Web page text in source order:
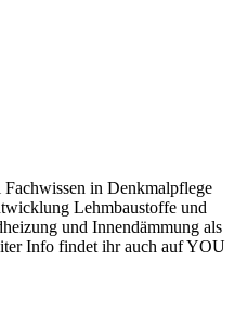
in Denkmalpflege
Lehmbaustoffe und
und Innendämmung als
Info findet ihr auch auf YOU